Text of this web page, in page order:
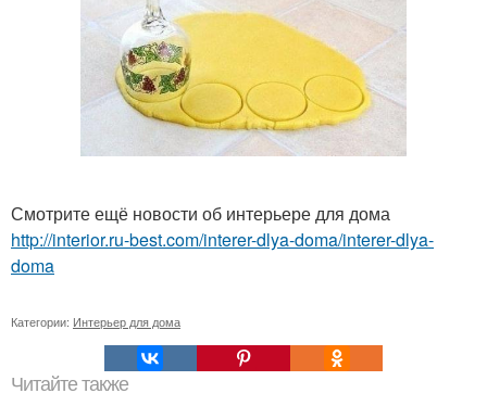
Смотрите ещё новости об интерьере для дома
http://interior.ru-best.com/interer-dlya-doma/interer-dlya-
doma
Категории: Интерьер для дома
Читайте также